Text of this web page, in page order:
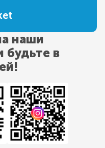
наши
будьте в